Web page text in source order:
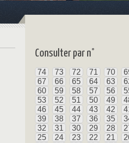
Consulter par n°
74 73 72 71 70
67
66 65 64 63
60
59 58 57 56
53
52 51 50 49
46
45 44 43 42
39
38 37 36 35
32
31 30 29 28
25
24 23 22 21